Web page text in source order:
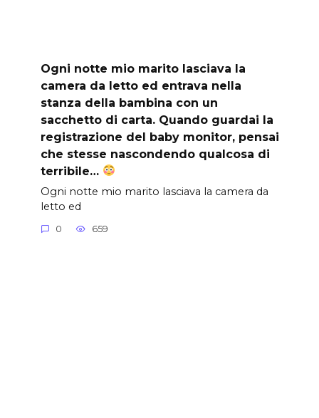
Ogni notte mio marito lasciava la
camera da letto ed entrava nella
stanza della bambina con un
sacchetto di carta. Quando guardai la
registrazione del baby monitor, pensai
che stesse nascondendo qualcosa di
terribile…
Ogni notte mio marito lasciava la camera da
letto ed
0 659